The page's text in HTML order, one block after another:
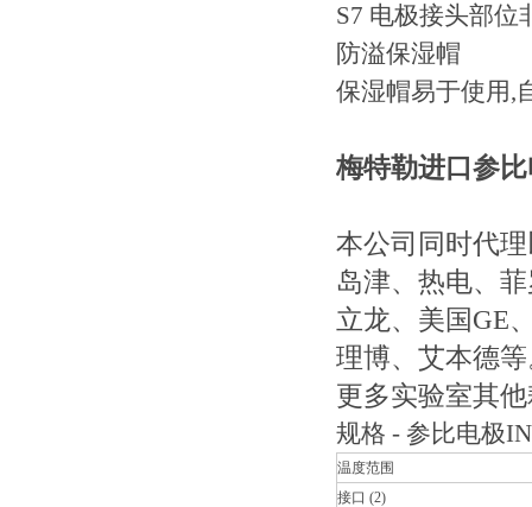
S7 电极接头部位
防溢保湿帽
保湿帽易于使用,
梅特勒进口参
本公司同时代
岛津、热电、
立龙、美国GE
理博、艾本德
更多实验室其
规格 - 参比电极
温度范围
接口 (2)